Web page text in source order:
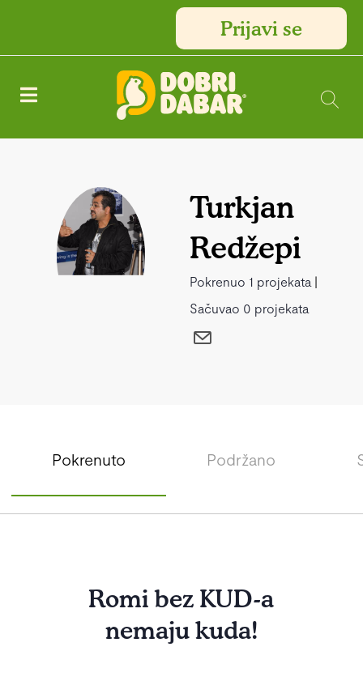
Prijavi se
Turkjan
Redžepi
Pokrenuo 1 projekata |
Sačuvao 0 projekata
Pokrenuto Podržano
Romi bez KUD-a
nemaju kuda!